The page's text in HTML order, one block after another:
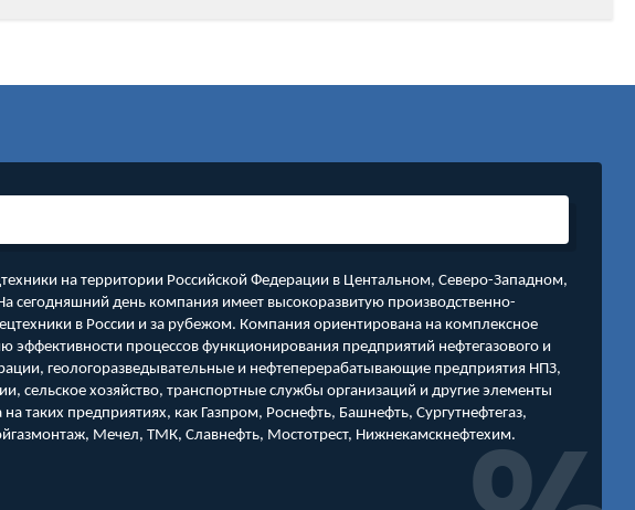
на территории Российской Федерации в Центальном, Северо-Западном,
день компания имеет высокоразвитую производственно-
в России и за рубежом. Компания ориентирована на комплексное
процессов функционирования предприятий нефтегазового и
геологоразведывательные и нефтеперерабатывающие предприятия НПЗ,
хозяйство, транспортные службы организаций и другие элементы
таких предприятиях, как Газпром, Роснефть, Башнефть, Сургутнефтегаз,
Мечел, ТМК, Славнефть, Мостотрест, Нижнекамскнефтехим.